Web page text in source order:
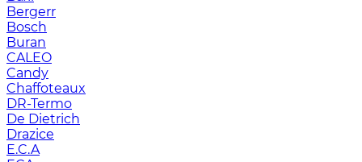
Bergerr
Bosch
Buran
CALEO
Candy
Chaffoteaux
DR-Termo
De Dietrich
Drazice
E.C.A